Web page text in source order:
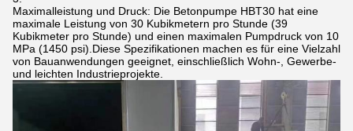
Maximalleistung und Druck: Die Betonpumpe HBT30 hat eine
maximale Leistung von 30 Kubikmetern pro Stunde (39
Kubikmeter pro Stunde) und einen maximalen Pumpdruck von 10
MPa (1450 psi).Diese Spezifikationen machen es für eine Vielzahl
von Bauanwendungen geeignet, einschließlich Wohn-, Gewerbe-
und leichten Industrieprojekte.